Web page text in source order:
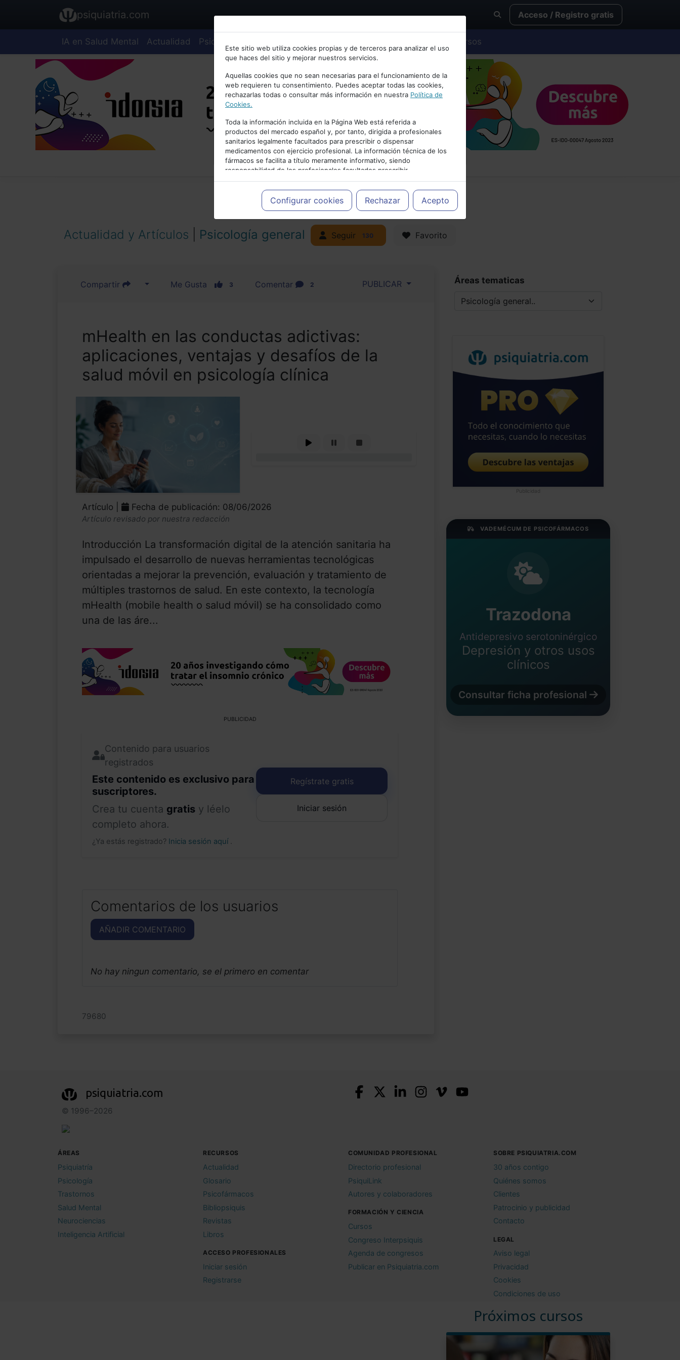
Bienvenid@ a psiquiatria.com
Escribe tu Email
Accede o regístrate con tu email.
Cancelar
psiquiatria.com Acceso / Registro gratis
IA en Salud Mental Actualidad Psiquiatría Cursos
Este sitio web utiliza cookies propias y de terceros para analizar el uso
que haces del sitio y mejorar nuestros servicios.
Aquellas cookies que no sean necesarias para el funcionamiento de la
web requieren tu consentimiento. Puedes aceptar todas las cookies,
rechazarlas todas o consultar más información en nuestra Política de
Cookies.
Toda la información incluida en la Página Web está referida a
productos del mercado español y, por tanto, dirigida a profesionales
sanitarios legalmente facultados para prescribir o dispensar
medicamentos con ejercicio profesional. La información técnica de los
fármacos se facilita a título meramente informativo, siendo
responsabilidad de los profesionales facultados prescribir
medicamentos y decidir, en cada caso concreto, el tratamiento más
adecuado a las necesidades del paciente.
Configurar cookies Rechazar Acepto
PUBLICIDAD
Actualidad y Artículos Psicología general Seguir 130 Favorito
Compartir Me Gusta 3 Comentar 2 PUBLICAR
mHealth en las conductas adictivas:
aplicaciones, ventajas y desafíos de la
salud móvil en psicología clínica
Artículo | Fecha de publicación: 08/06/2026
Artículo revisado por nuestra redacción
Introducción La transformación digital de la atención sanitaria ha
impulsado el desarrollo de nuevas herramientas tecnológicas
orientadas a mejorar la prevención, evaluación y tratamiento de
múltiples trastornos de salud. En este contexto, la tecnología
mHealth (mobile health o salud móvil) se ha consolidado como
una de las áre...
PUBLICIDAD
Contenido para usuarios
registrados
Este contenido es exclusivo para
suscriptores.
Crea tu cuenta gratis y léelo
completo ahora.
¿Ya estás registrado? Inicia sesión aquí .
Regístrate gratis
Iniciar sesión
Comentarios de los usuarios
AÑADIR COMENTARIO
No hay ningun comentario, se el primero en comentar
79680
Áreas tematicas
Publicidad
VADEMÉCUM DE PSICOFÁRMACOS
Trazodona
Antidepresivo serotoninérgico
Depresión y otros usos
clínicos
Consultar ficha profesional
Próximos cursos
psiquiatria.com
© 1996–2026
ÁREAS
Psiquiatría
Psicología
Trastornos
Salud Mental
Neurociencias
Inteligencia Artificial
RECURSOS
Actualidad
Glosario
Psicofármacos
Bibliopsiquis
Revistas
Libros
ACCESO PROFESIONALES
Iniciar sesión
Registrarse
COMUNIDAD PROFESIONAL
Directorio profesional
PsiquiLink
Autores y colaboradores
FORMACIÓN Y CIENCIA
Cursos
Congreso Interpsiquis
Agenda de congresos
Publicar en Psiquiatria.com
SOBRE PSIQUIATRIA.COM
30 años contigo
Quiénes somos
Clientes
Patrocinio y publicidad
Contacto
LEGAL
Aviso legal
Privacidad
Cookies
Condiciones de uso